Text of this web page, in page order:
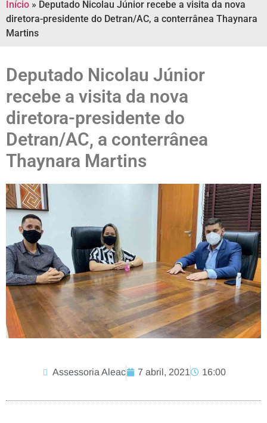
Início » Deputado Nicolau Júnior recebe a visita da nova
diretora-presidente do Detran/AC, a conterrânea Thaynara
Martins
Deputado Nicolau Júnior
recebe a visita da nova
diretora-presidente do
Detran/AC, a conterrânea
Thaynara Martins
Assessoria Aleac 7 abril, 2021 16:00